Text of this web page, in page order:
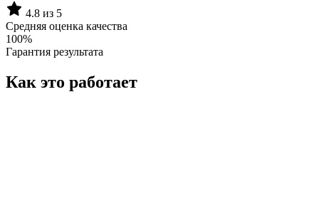
4.8 из 5
Средняя оценка качества
100%
Гарантия результата
Как это работает